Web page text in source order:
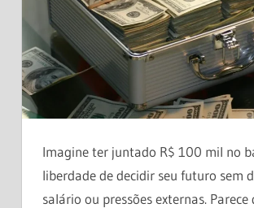
Imagine ter juntado R$ 100 mil no
liberdade de decidir seu futuro sem
salário ou pressões externas.